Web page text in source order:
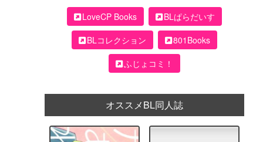
LoveCP Books
BLぱらだいす
BLコレクション
801Books
ふじょコミ！
オススメBL同人誌